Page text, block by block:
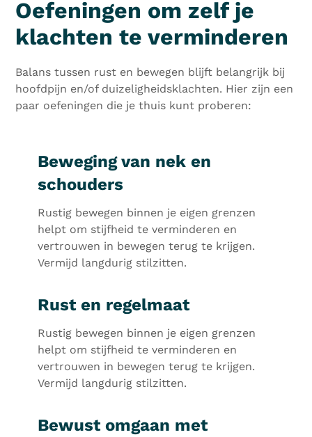
Oefeningen om zelf je
klachten te verminderen
Balans tussen rust en bewegen blijft belangrijk bij
hoofdpijn en/of duizeligheidsklachten. Hier zijn een
paar oefeningen die je thuis kunt proberen:
Beweging van nek en
schouders
Rustig bewegen binnen je eigen grenzen
helpt om stijfheid te verminderen en
vertrouwen in bewegen terug te krijgen.
Vermijd langdurig stilzitten.
Rust en regelmaat
Rustig bewegen binnen je eigen grenzen
helpt om stijfheid te verminderen en
vertrouwen in bewegen terug te krijgen.
Vermijd langdurig stilzitten.
Bewust omgaan met